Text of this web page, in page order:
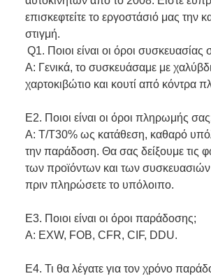
επισκεφτείτε το εργοστάσιό μας την
στιγμή.
Q1. Ποιοι είναι οι όροι συσκευασίας
Α: Γενικά, το συσκευάσαμε με
χαρτοκιβώτιο και κουτί από κόντρα
Ε2. Ποιοι είναι οι όροι πληρωμής
Α: T/T30% ως κατάθεση, καθαρό
την παράδοση. Θα σας δείξουμε τις
των προϊόντων και των συσκευασιών
πριν πληρώσετε το υπόλοιπο.
Ε3. Ποιοι είναι οι όροι παράδοσης;
Α: EXW, FOB, CFR, CIF, DDU.
Ε4. Τι θα λέγατε για τον χρόνο